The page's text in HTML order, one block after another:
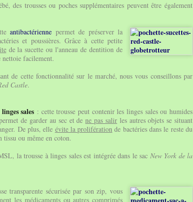
des trousses ou poches supplémentaires peuvent être également
antibactérienne permet de préserver la
et poussières. Grâce à cette petite
de la sucette ou l'anneau de dentition de
nettoie facilement.
de cette fonctionnalité sur le marché, nous vous conseillons par
Castle.
sales : cette trousse peut contenir les linges sales ou humides
de garder au sec et dene pas salirles autres objets se situant
De plus, elle évite la prolifération de bactéries dans le reste du
tissu ou même en coton.
la trousse à linges sales est intégrée dans le sac New York de la
transparente sécurisée par son zip, vous
les médicamentsou autres comprimés